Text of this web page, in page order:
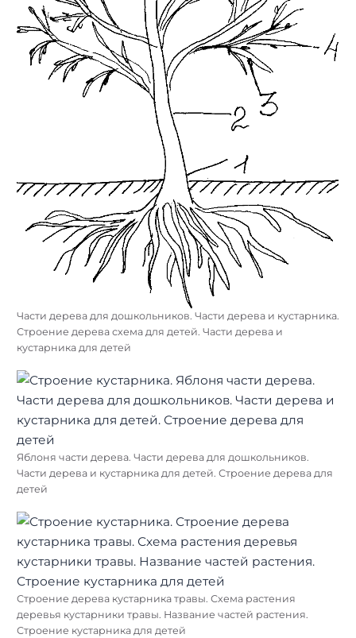
Части дерева для дошкольников. Части дерева и кустарника.
Строение дерева схема для детей. Части дерева и
кустарника для детей
Яблоня части дерева. Части дерева для дошкольников.
Части дерева и кустарника для детей. Строение дерева для
детей
Строение дерева кустарника травы. Схема растения
деревья кустарники травы. Название частей растения.
Строение кустарника для детей